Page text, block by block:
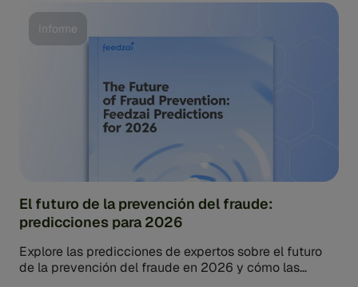
Informe
El futuro de la prevención del fraude:
predicciones para 2026
Explore las predicciones de expertos sobre el futuro
de la prevención del fraude en 2026 y cómo las